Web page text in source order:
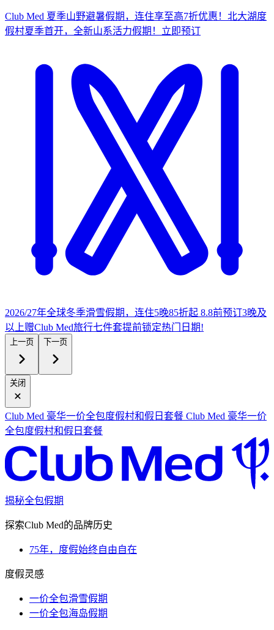
Club Med 夏季山野避暑假期，连住享至高7折优惠！ 北大湖度
假村夏季首开，全新山系活力假期！ 立 即预订
2026/27年全球冬季滑雪假期，连住5晚85折起 8.8前预订3晚及
以上赠Club Med旅行七件套提前锁定热门日期!
上一页 下一页
关闭
Club Med 豪华一价全包度假村和假日套餐 Club Med 豪华一价
全包度假村和假日套餐
揭秘全包假期
探索Club Med的品牌历史
75年，度假始终自由自在
度假灵感
一价全包滑雪假期
一价全包海岛假期